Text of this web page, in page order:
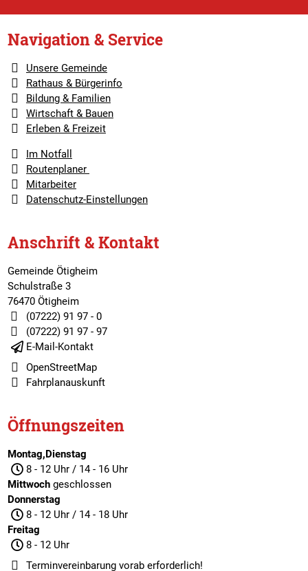
Navigation & Service
Unsere Gemeinde
Rathaus & Bürgerinfo
Bildung & Familien
Wirtschaft & Bauen
Erleben & Freizeit
Im Notfall
Routenplaner
Mitarbeiter
Datenschutz-Einstellungen
Anschrift & Kontakt
Gemeinde Ötigheim
Schulstraße 3
76470 Ötigheim
(07222) 91 97 - 0
(07222) 91 97 - 97
E-Mail-Kontakt
OpenStreetMap
Fahrplanauskunft
Öffnungszeiten
Montag,Dienstag
8 - 12 Uhr / 14 - 16 Uhr
Mittwochgeschlossen
Donnerstag
8 - 12 Uhr / 14 - 18 Uhr
Freitag
8 - 12 Uhr
Terminvereinbarungvorab erforderlich!